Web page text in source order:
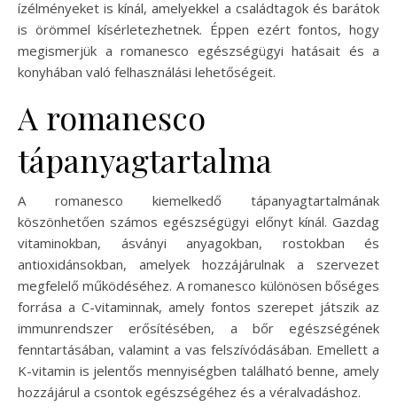
ízélményeket is kínál, amelyekkel a családtagok és barátok
is örömmel kísérletezhetnek. Éppen ezért fontos, hogy
megismerjük a romanesco egészségügyi hatásait és a
konyhában való felhasználási lehetőségeit.
A romanesco
tápanyagtartalma
A romanesco kiemelkedő tápanyagtartalmának
köszönhetően számos egészségügyi előnyt kínál. Gazdag
vitaminokban, ásványi anyagokban, rostokban és
antioxidánsokban, amelyek hozzájárulnak a szervezet
megfelelő működéséhez. A romanesco különösen bőséges
forrása a C-vitaminnak, amely fontos szerepet játszik az
immunrendszer erősítésében, a bőr egészségének
fenntartásában, valamint a vas felszívódásában. Emellett a
K-vitamin is jelentős mennyiségben található benne, amely
hozzájárul a csontok egészségéhez és a véralvadáshoz.